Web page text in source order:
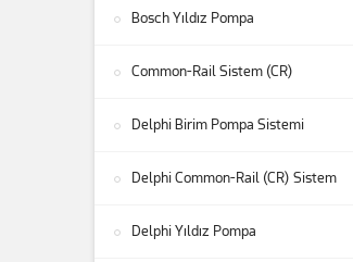
Bosch Yıldız Pompa
Common-Rail Sistem (CR)
Delphi Birim Pompa Sistemi
Delphi Common-Rail (CR) Sistem
Delphi Yıldız Pompa